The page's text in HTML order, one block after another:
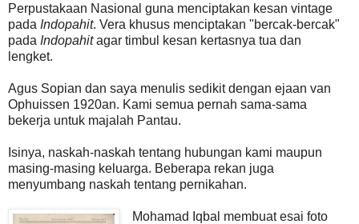
Perpustakaan Nasional guna menciptakan kesan vintage
pada Indopahit. Vera khusus menciptakan "bercak-bercak"
pada Indopahitagar timbul kesan kertasnya tua dan
lengket.
Agus Sopian dan saya menulis sedikit dengan ejaan van
Ophuissen 1920an. Kami semua pernah sama-sama
bekerja untuk majalah Pantau.
Isinya, naskah-naskah tentang hubungan kami maupun
masing-masing keluarga. Beberapa rekan juga
menyumbang naskah tentang pernikahan.
Mohamad Iqbal membuat esai foto